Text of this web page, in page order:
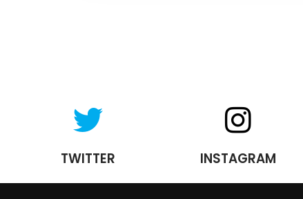
TWITTER INSTAGRAM